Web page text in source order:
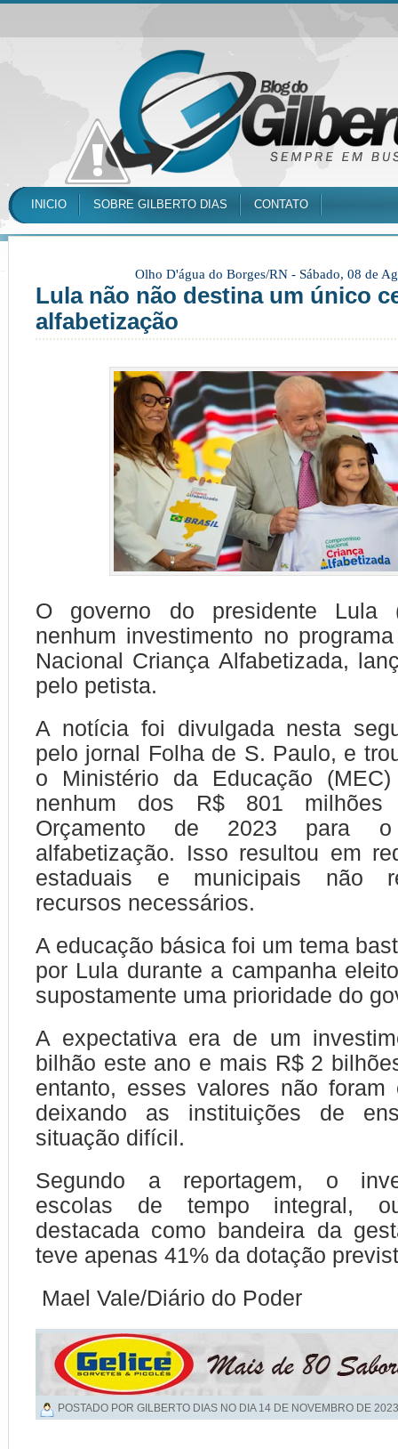
INICIO SOBRE GILBERTO DIAS CONTATO
Olho D'água do Borges/RN - Sábado, 08 de
Lula não não destina um único
alfabetização
O governo do presidente Lula
nenhum investimento no
Nacional Criança Alfabetizada,
pelo petista.
A notícia foi divulgada nesta
pelo jornal Folha de S. Paulo, e
o Ministério da Educação
nenhum dos R$ 801 milhões
Orçamento de 2023 para
alfabetização. Isso resultou em
estaduais e municipais não
recursos necessários.
A educação básica foi um tema
por Lula durante a campanha
supostamente uma prioridade do
A expectativa era de um
bilhão este ano e mais R$ 2
entanto, esses valores não foram
deixando as instituições de
situação difícil.
Segundo a reportagem, o
escolas de tempo integral,
destacada como bandeira da
teve apenas 41% da dotação
Mael Vale/Diário do Poder
POSTADO POR GILBERTO DIAS NO DIA 14 DE NOVEMBRO DE 2023